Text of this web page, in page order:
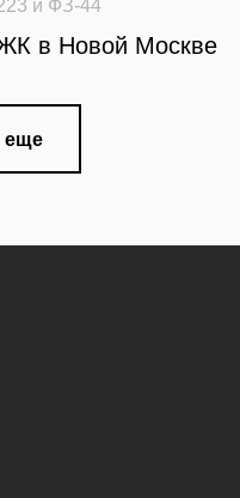
и ФЗ-44
в Новой Москве
еще